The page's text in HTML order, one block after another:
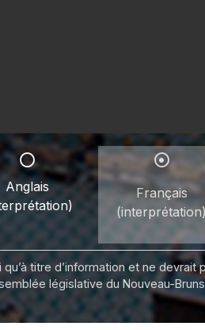
Anglais
Français
titre d’information et ne
législative du Nouveau-